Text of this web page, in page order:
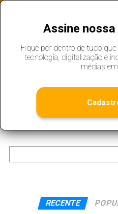
All posts
CONTEÚDO 2 anos
Facilitando
agendamento
Pesquisar
RECENTE
Assine
Fique por dentro de tudo
tecnologia, digitalização e
médias